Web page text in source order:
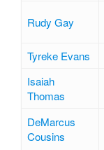
Rudy Gay
Tyreke Evans
Isaiah
Thomas
DeMarcus
Cousins